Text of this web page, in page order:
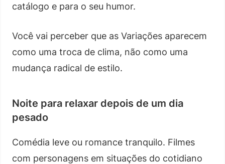
catálogo e para o seu humor.
Você vai perceber que as Variações aparecem
como uma troca de clima, não como uma
mudança radical de estilo.
Noite para relaxar depois de um dia
pesado
Comédia leve ou romance tranquilo. Filmes
com personagens em situações do cotidiano